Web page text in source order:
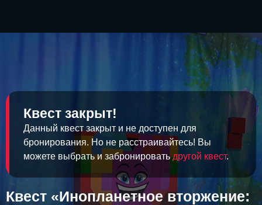
Квест закрыт!
Данный квест закрыт и не доступен для
бронирования. Но не расстраивайтесь! Вы
можете выбрать и забронироватьдругой квест.
Квест «Инопланетное вторжение: